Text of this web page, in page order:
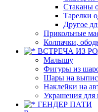
Стаканы
Тарелки
Другое
Прикольные
Колпачки,
ВСТРЕЧА ИЗ
Малышу
Фигуры из
Шары на
Наклейки на
Украшения для
ГЕНДЕР ПАТИ